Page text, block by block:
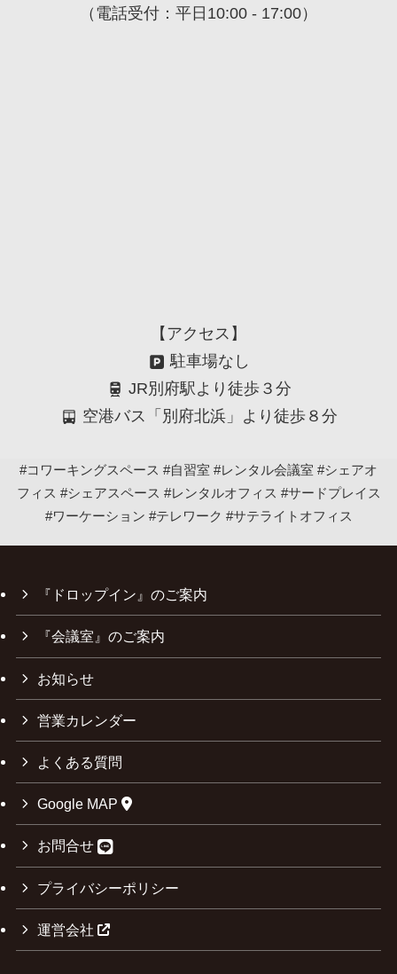
（電話受付：平日10:00 - 17:00）
【アクセス】
駐車場なし
JR別府駅より徒歩３分
空港バス「別府北浜」より徒歩８分
#コワーキングスペース #自習室 #レンタル会議室 #シェアオ
フィス #シェアスペース #レンタルオフィス #サードプレイス
#ワーケーション #テレワーク #サテライトオフィス
『ドロップイン』のご案内
『会議室』のご案内
お知らせ
営業カレンダー
よくある質問
Google MAP
お問合せ
プライバシーポリシー
運営会社